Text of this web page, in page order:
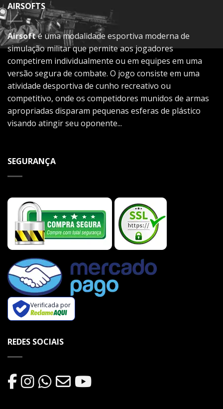
AIRSOFTS
Airsofté uma modalidade esportiva moderna de
simulação militar que permite aos jogadores
competirem individualmente ou em equipes em uma
versão segura de combate. O jogo consiste em uma
atividade desportiva de cunho recreativo ou
competitivo, onde os competidores munidos de armas
apropriadas disparam pequenas esferas de plástico
visando atingir seu oponente...
SEGURANÇA
Verificada por
REDES SOCIAIS